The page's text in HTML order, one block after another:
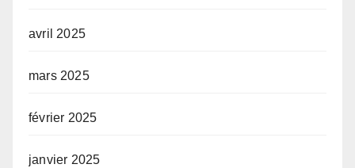
avril 2025
mars 2025
février 2025
janvier 2025